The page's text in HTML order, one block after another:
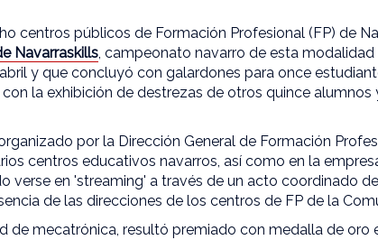
centros públicos de Formación Profesional (FP) de
Navarraskills, campeonato navarro de esta
y que concluyó con galardones para once
la exhibición de destrezas de otros quince alumnos
por la Dirección General de Formación
centros educativos navarros, así como en la
verse en 'streaming' a través de un acto coordinado
de las direcciones de los centros de FP de la
de mecatrónica, resultó premiado con medalla de oro